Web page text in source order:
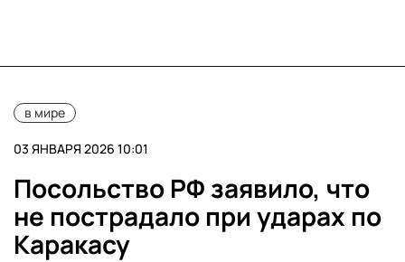
в мире
03 ЯНВАРЯ 2026 10:01
Посольство РФ заявило, что
не пострадало при ударах по
Каракасу